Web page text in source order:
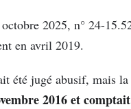
2025, n° 24-
en avril 2019.
été jugé abusif, mais
2016 et